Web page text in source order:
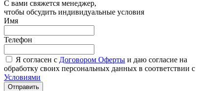
С вами свяжется менеджер,
чтобы обсудить индивидуальные условия
Имя
Телефон
Я согласен с Договором Оферты и даю согласие на
обработку своих персональных данных в соответствии с
Условиями
Отправить